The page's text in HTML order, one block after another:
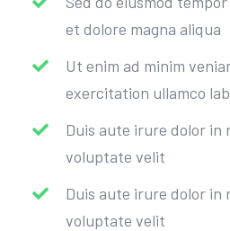
et dolore magna aliqua
Ut enim ad minim
exercitation ullamco
Duis aute irure dolor in
voluptate velit
Duis aute irure dolor in
voluptate velit